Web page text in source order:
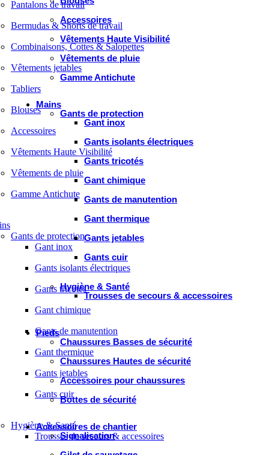
Accessoires
Vêtements Haute Visibilité
Vêtements de pluie
Gamme Antichute
Mains
Gants de protection
Gant inox
Gants isolants électriques
Gants tricotés
Gant chimique
Gants de manutention
Gant thermique
Gants jetables
Gants cuir
Hygiène & Santé
Trousses de secours & accessoires
Pieds
Chaussures Basses de sécurité
Chaussures Hautes de sécurité
Accessoires pour chaussures
Bottes de sécurité
Accessoires de chantier
Signalisation
Pantalons de travail
Bermudas & Shorts de travail
Combinaisons, Cottes & Salopettes
Vêtements jetables
Tabliers
Blouses
Accessoires
Vêtements Haute Visibilité
Vêtements de pluie
Gamme Antichute
Gants de protection
Gant inox
Gants isolants électriques
Gants tricotés
Gant chimique
Gants de manutention
Gant thermique
Gants jetables
Gants cuir
Hygiène & Santé
Trousses de secours & accessoires